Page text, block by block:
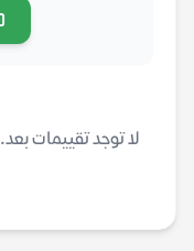
لا توجد تقييمات